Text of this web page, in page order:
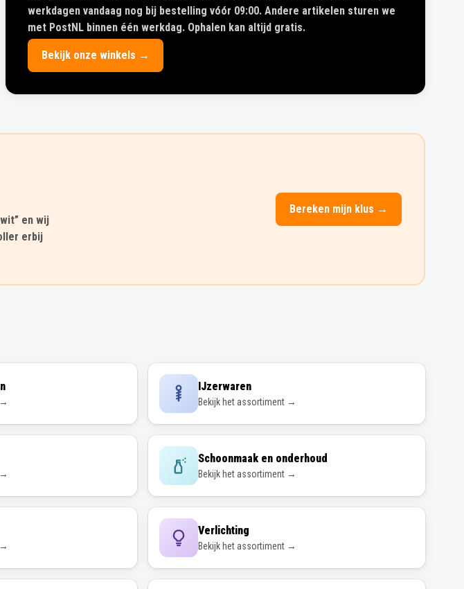
werkdagen vandaag nog bij bestelling vóór 09:00. Andere artikelen sturen we
met PostNL binnen één werkdag. Ophalen kan altijd gratis.
Bekijk onze winkels →
en wij
erbij
Bereken mijn klus →
IJzerwaren
Bekijk het assortiment →
Schoonmaak en onderhoud
Bekijk het assortiment →
Verlichting
Bekijk het assortiment →